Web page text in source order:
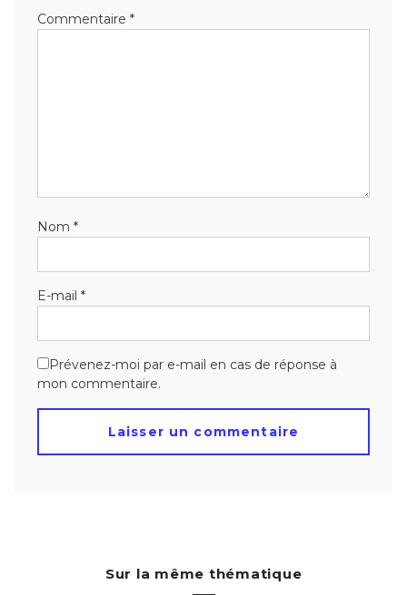
Commentaire *
Nom *
E-mail *
Prévenez-moi par e-mail en cas de réponse à
mon commentaire.
Sur la même thématique